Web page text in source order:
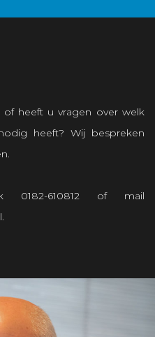
heeft u vragen over welk
heeft? Wij bespreken
0182-610812 of mail
.